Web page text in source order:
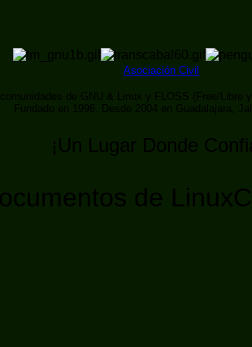
Asociación Civil
de GNU & Linux y FLOSS (Free/Libre
Fundado en 1996. Desde 2004 en Guadalajara,
¡Un Lugar Donde
de